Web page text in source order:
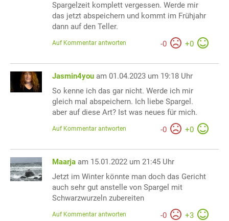
Spargelzeit komplett vergessen. Werde mir
das jetzt abspeichern und kommt im Frühjahr
dann auf den Teller.
-0 +0
Auf Kommentar antworten
Jasmin4you am 01.04.2023 um 19:18 Uhr
So kenne ich das gar nicht. Werde ich mir
gleich mal abspeichern. Ich liebe Spargel.
aber auf diese Art? Ist was neues für mich.
-0 +0
Auf Kommentar antworten
Maarja am 15.01.2022 um 21:45 Uhr
Jetzt im Winter könnte man doch das Gericht
auch sehr gut anstelle von Spargel mit
Schwarzwurzeln zubereiten
-0 +3
Auf Kommentar antworten